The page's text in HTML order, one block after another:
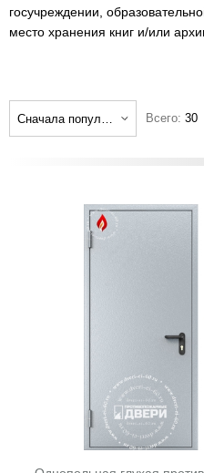
госучреждении,
место хранения книг и/или
Всего: 30